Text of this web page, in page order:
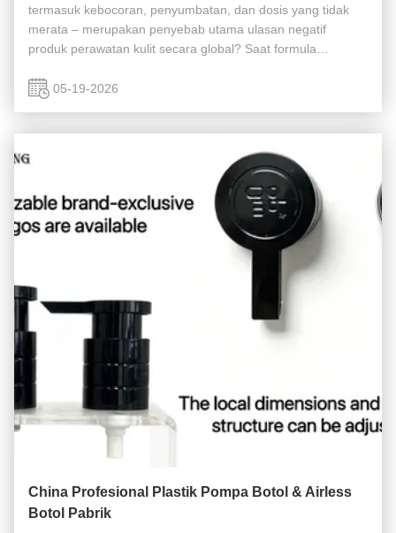
termasuk kebocoran, penyumbatan, dan dosis yang tidak
merata – merupakan penyebab utama ulasan negatif
produk perawatan kulit secara global? Saat formula
terkonsentrasi dengan bahan aktif, kepala ...
05-19-2026
China Profesional Plastik Pompa Botol & Airless
Botol Pabrik